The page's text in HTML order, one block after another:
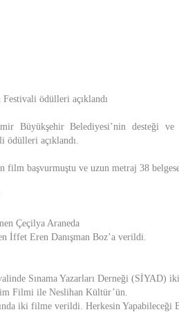
ödülleri açıklandı
Büyükşehir Belediyesi’nin desteği
ödülleri açıklandı.
film başvurmuştu ve uzun metraj 38
Çeçilya Araneda
İffet Eren Danışman Boz’a verildi.
Sınama Yazarları Derneği (SİYAD)
Filmi ile Neslihan Kültür’ün.
iki filme verildi. Herkesin Yapabileceği